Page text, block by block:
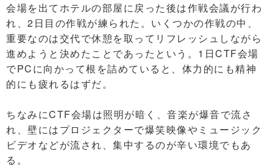
会場を出てホテルの部屋に戻った後は作戦会議が行わ
れ、2日目の作戦が練られた。いくつかの作戦の中、
重要なのは交代で休憩を取ってリフレッシュしながら
進めようと決めたことであったという。1日CTF会場
でPCに向かって根を詰めていると、体力的にも精神
的にも疲れるはずだ。
ちなみにCTF会場は照明が暗く、音楽が爆音で流さ
れ、壁にはプロジェクターで爆笑映像やミュージック
ビデオなどが流され、集中するのが辛い環境でもあ
る。